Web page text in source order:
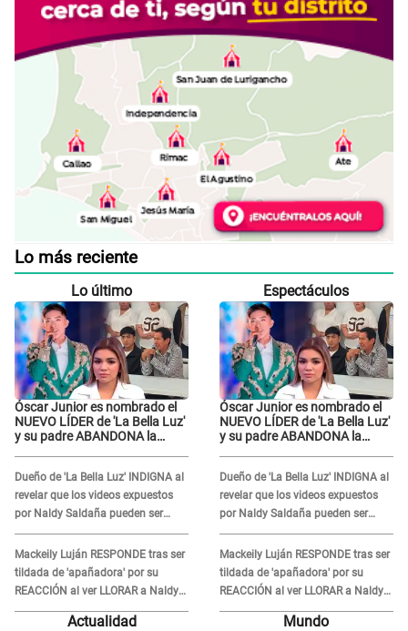
Lo más reciente
Lo último
Óscar Junior es nombrado el
NUEVO LÍDER de 'La Bella Luz'
y su padre ABANDONA la
Dueño de 'La Bella Luz' INDIGNA al
revelar que los videos expuestos
por Naldy Saldaña pueden ser
EDITADOS: "Yo tengo sus dos
visitas..."
Mackeily Luján RESPONDE tras ser
tildada de 'apañadora' por su
REACCIÓN al ver LLORAR a Naldy
Saldaña tras acoso: "No sabía la
Espectáculos
Óscar Junior es nombrado el
NUEVO LÍDER de 'La Bella Luz'
y su padre ABANDONA la
Dueño de 'La Bella Luz' INDIGNA al
revelar que los videos expuestos
por Naldy Saldaña pueden ser
EDITADOS: "Yo tengo sus dos
visitas..."
Mackeily Luján RESPONDE tras ser
tildada de 'apañadora' por su
REACCIÓN al ver LLORAR a Naldy
Saldaña tras acoso: "No sabía la
Actualidad Mundo